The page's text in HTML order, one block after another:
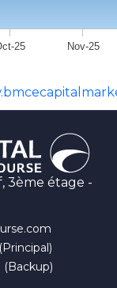
25 Nov-25
3ème étage -
(Principal)
(Backup)